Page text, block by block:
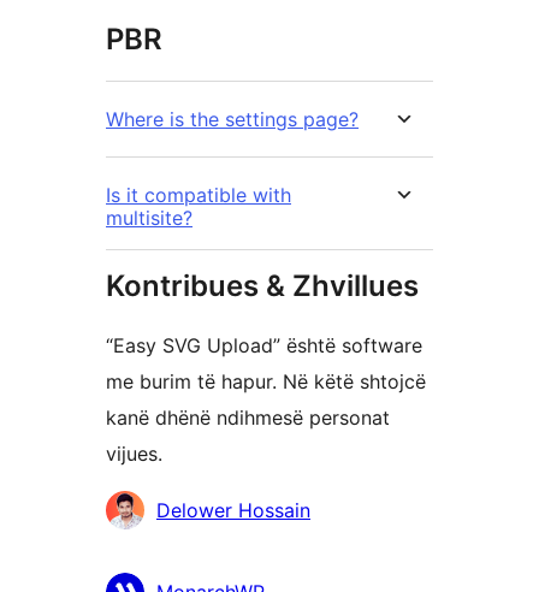
PBR
Where is the settings page?
Is it compatible with
multisite?
Kontribues & Zhvillues
“Easy SVG Upload” është software
me burim të hapur. Në këtë shtojcë
kanë dhënë ndihmesë personat
vijues.
KontribuesDelower Hossain